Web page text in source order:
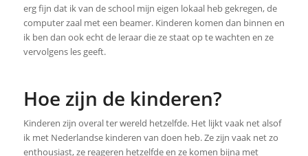
erg fijn dat ik van de school mijn eigen lokaal heb gekregen, de
computer zaal met een beamer. Kinderen komen dan binnen en
ik ben dan ook echt de leraar die ze staat op te wachten en ze
vervolgens les geeft.
Hoe zijn de kinderen?
Kinderen zijn overal ter wereld hetzelfde. Het lijkt vaak net alsof
ik met Nederlandse kinderen van doen heb. Ze zijn vaak net zo
enthousiast, ze reageren hetzelfde en ze komen bijna met